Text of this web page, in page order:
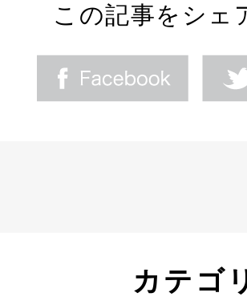
この記事をシェ
カテゴ